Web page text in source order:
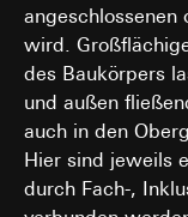
angeschlossenen
wird.
des Baukörpers
und außen
auch in den
Hier sind jeweils
durch Fach-,